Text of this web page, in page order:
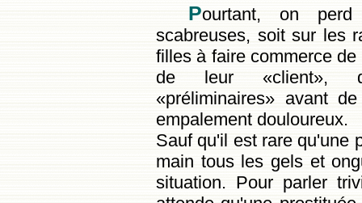
Pourtant, on perd
scabreuses, soit sur les
filles à faire commerce
de leur «client»,
«préliminaires» avant
empalement douloureux.
Sauf qu'il est rare qu'une
main tous les gels et
situation. Pour parler